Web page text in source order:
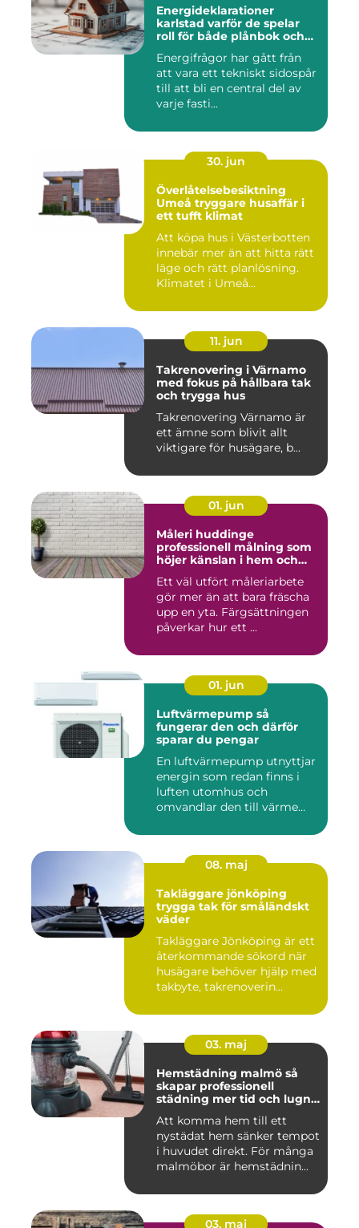
Energideklarationer
karlstad varför de spelar
roll för både plånbok och
Energifrågor har gått från
att vara ett tekniskt sidospår
till att bli en central del av
varje fasti...
30. jun
Överlåtelsebesiktning
Umeå tryggare husaffär i
ett tufft klimat
Att köpa hus i Västerbotten
innebär mer än att hitta rätt
läge och rätt planlösning.
Klimatet i Umeå...
11. jun
Takrenovering i Värnamo
med fokus på hållbara tak
och trygga hus
Takrenovering Värnamo är
ett ämne som blivit allt
viktigare för husägare, b...
01. jun
Måleri huddinge
professionell målning som
höjer känslan i hem och
Ett väl utfört måleriarbete
gör mer än att bara fräscha
upp en yta. Färgsättningen
påverkar hur ett ...
01. jun
Luftvärmepump så
fungerar den och därför
sparar du pengar
En luftvärmepump utnyttjar
energin som redan finns i
luften utomhus och
omvandlar den till värme
08. maj
Takläggare jönköping
trygga tak för småländskt
väder
Takläggare Jönköping är ett
återkommande sökord när
husägare behöver hjälp med
takbyte, takrenoverin...
03. maj
Hemstädning malmö så
skapar professionell
städning mer tid och lugn i
Att komma hem till ett
nystädat hem sänker tempot
i huvudet direkt. För många
malmöbor är hemstädnin...
03. maj